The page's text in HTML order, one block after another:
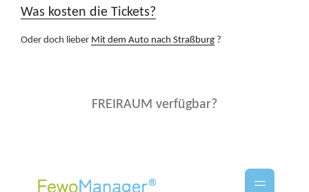
Was kosten die Tickets?
Oder doch lieber Mit dem Auto nach Straßburg ?
FREIRAUM verfügbar?